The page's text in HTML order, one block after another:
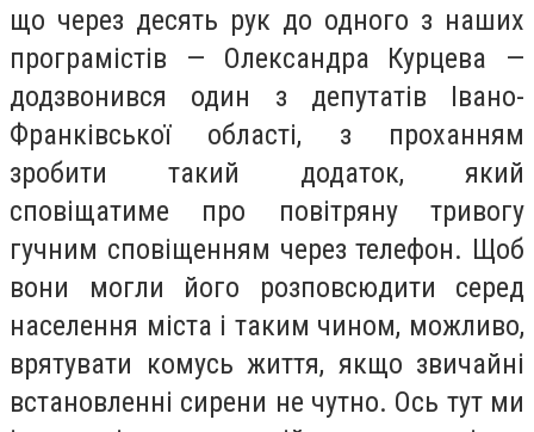
що через десять рук до одного з наших
програмістів — Олександра Курцева —
додзвонився один з депутатів Івано-
Франківської області, з проханням
зробити такий додаток, який
сповіщатиме про повітряну тривогу
гучним сповіщенням через телефон. Щоб
вони могли його розповсюдити серед
населення міста і таким чином, можливо,
врятувати комусь життя, якщо звичайні
встановленні сирени не чутно. Ось тут ми